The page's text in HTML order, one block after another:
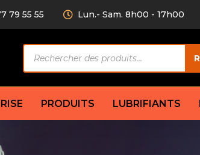
79 55 55 Lun.- Sam. 8h00 - 17h00
de
produits
PRODUITS LUBRIFIANTS